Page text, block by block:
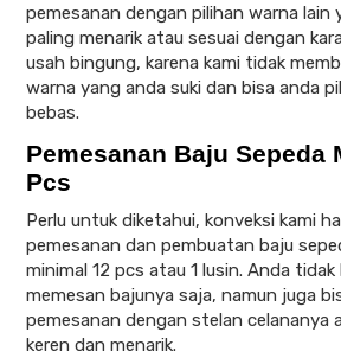
pemesanan dengan pilihan warna lain
paling menarik atau sesuai dengan
usah bingung, karena kami tidak
warna yang anda suki dan bisa anda
bebas.
Pemesanan Baju Sepeda
Pcs
Perlu untuk diketahui, konveksi kami
pemesanan dan pembuatan baju
minimal 12 pcs atau 1 lusin. Anda tidak
memesan bajunya saja, namun juga
pemesanan dengan stelan celananya
keren dan menarik.